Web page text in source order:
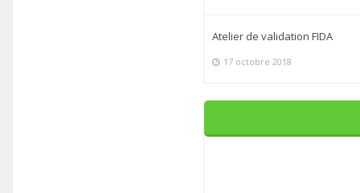
Atelier de validation FIDA
17 octobre 2018